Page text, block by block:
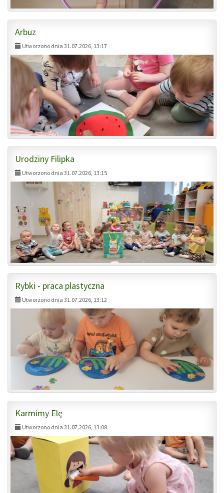
Arbuz
Utworzono dnia 31.07.2026, 13:17
Urodziny Filipka
Utworzono dnia 31.07.2026, 13:15
Rybki - praca plastyczna
Utworzono dnia 31.07.2026, 13:12
Karmimy Elę
Utworzono dnia 31.07.2026, 13:08